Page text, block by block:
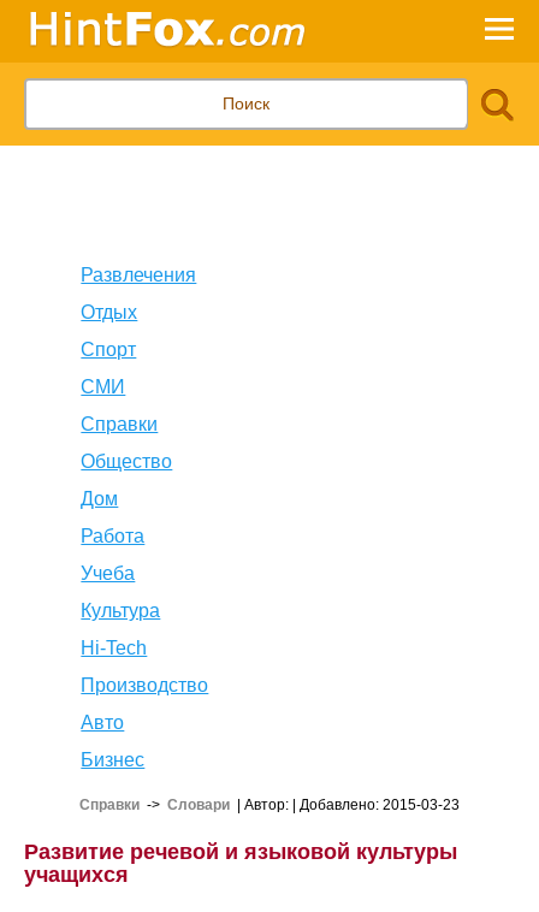
Развлечения
Отдых
Спорт
СМИ
Справки
Общество
Дом
Работа
Учеба
Культура
Hi-Tech
Производство
Авто
Бизнес
Справки -> Словари | Автор: | Добавлено: 2015-03-23
Развитие речевой и языковой культуры
учащихся